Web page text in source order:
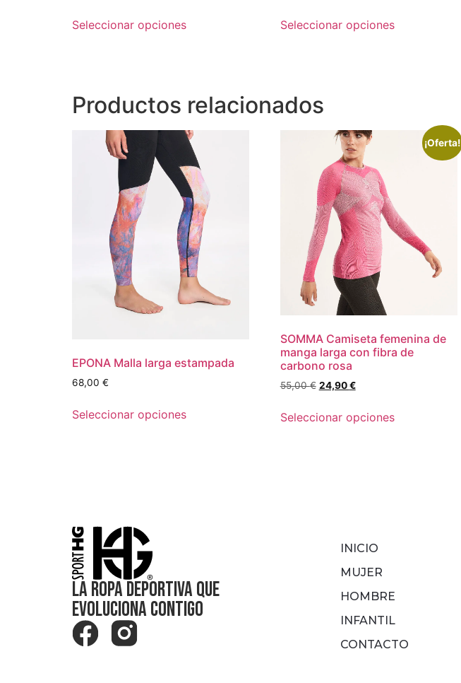
Seleccionar opciones Seleccionar opciones
Productos relacionados
EPONA Malla larga estampada
68,00 €
Seleccionar opciones
¡Oferta!
SOMMA Camiseta femenina de
manga larga con fibra de
carbono rosa
55,00€ 24,90€
Seleccionar opciones
La Ropa Deportiva que
Evoluciona Contigo
INICIO
MUJER
HOMBRE
INFANTIL
CONTACTO